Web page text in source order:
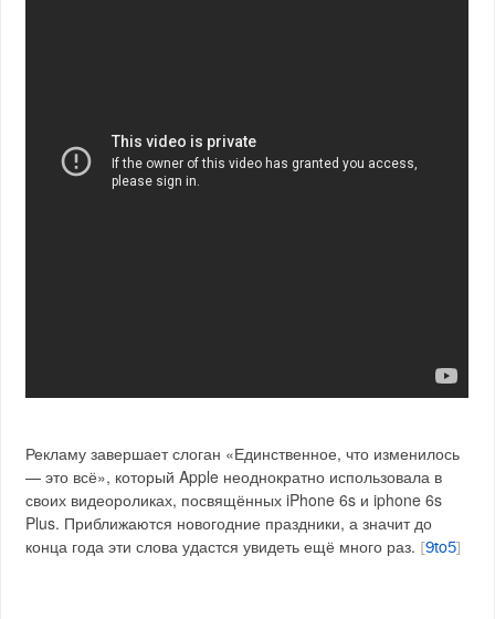
Рекламу завершает слоган «Единственное, что изменилось
— это всё», который Apple неоднократно использовала в
своих видеороликах, посвящённых iPhone 6s и iphone 6s
Plus. Приближаются новогодние праздники, а значит до
конца года эти слова удастся увидеть ещё много раз.
[9to5